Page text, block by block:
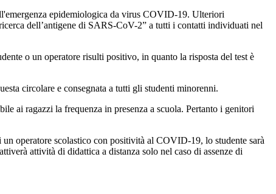
epidemiologica da virus COVID-19. Ulteriori
dell’antigene di SARS-CoV-2” a tutti i contatti individuati nel
o un operatore risulti positivo, in quanto la risposta del test è
circolare e consegnata a tutti gli studenti minorenni.
ai ragazzi la frequenza in presenza a scuola. Pertanto i genitori
operatore scolastico con positività al COVID-19, lo studente sarà
attività di didattica a distanza solo nel caso di assenze di